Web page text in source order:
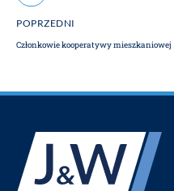
POPRZEDNI
Członkowie kooperatywy mieszkaniowej